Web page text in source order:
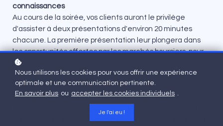
connaissances
Au cours de la soirée, vos clients auront le privilège
d'assister à deux présentations d'environ 20 minutes
chacune. La première présentation leur plongera dans
les opportunités offertes par les marchés boursiers, pour
une meilleure compréhension des possibilités
d'investissement.
La deuxième présentation portera sur l'optimisation de
leur fiscalité, un sujet essentiel pour la gestion de leurs
finances. Nos experts partageront des conseils pratiques
pour les aider à maximiser leurs avantages fiscaux tout en
Nous utilisons les cookies pour vous offrir une expérience
optimale et une communication pertinente.
En savoir plus ou accepter les cookies individuels .
Je l'ai eu !